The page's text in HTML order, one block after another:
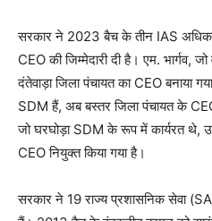
सरकार ने 2023 बैच के तीन IAS
CEO की जिम्मेदारी दी है। एम. भार्गव,
दंतेवाड़ा जिला पंचायत का CEO बनाया
SDM हैं, अब बस्तर जिला पंचायत के CEO
जो घरघोड़ा SDM के रूप में कार्यरत थे,
CEO नियुक्त किया गया है।
सरकार ने 19 राज्य प्रशासनिक सेवा